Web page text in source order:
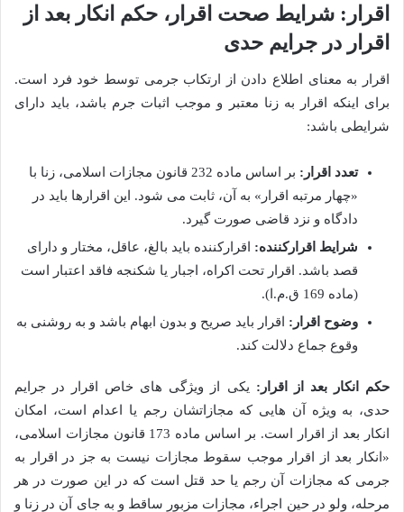
اقرار: شرایط صحت اقرار، حکم انکار بعد از
اقرار در جرایم حدی
اقرار به معنای اطلاع دادن از ارتکاب جرمی توسط خود فرد است.
برای اینکه اقرار به زنا معتبر و موجب اثبات جرم باشد، باید دارای
شرایطی باشد:
تعدد اقرار:
بر اساس ماده 232 قانون مجازات اسلامی، زنا با
«چهار مرتبه اقرار» به آن، ثابت می شود. این اقرارها باید در
دادگاه و نزد قاضی صورت گیرد.
شرایط اقرارکننده: اقرارکننده باید بالغ، عاقل، مختار و دارای
قصد باشد. اقرار تحت اکراه، اجبار یا شکنجه فاقد اعتبار است
(ماده 169 ق.م.ا).
وضوح اقرار: اقرار باید صریح و بدون ابهام باشد و به روشنی به
وقوع جماع دلالت کند.
حکم انکار بعد از اقرار: یکی از ویژگی های خاص اقرار در جرایم
حدی، به ویژه آن هایی که مجازاتشان رجم یا اعدام است، امکان
انکار بعد از اقرار است. بر اساس ماده 173 قانون مجازات اسلامی،
«انکار بعد از اقرار موجب سقوط مجازات نیست به جز در اقرار به
جرمی که مجازات آن رجم یا حد قتل است که در این صورت در هر
مرحله، ولو در حین اجراء، مجازات مزبور ساقط و به جای آن در زنا و